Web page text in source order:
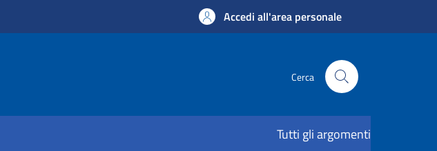
Accedi all'area personale
Cerca
Tutti gli argomenti